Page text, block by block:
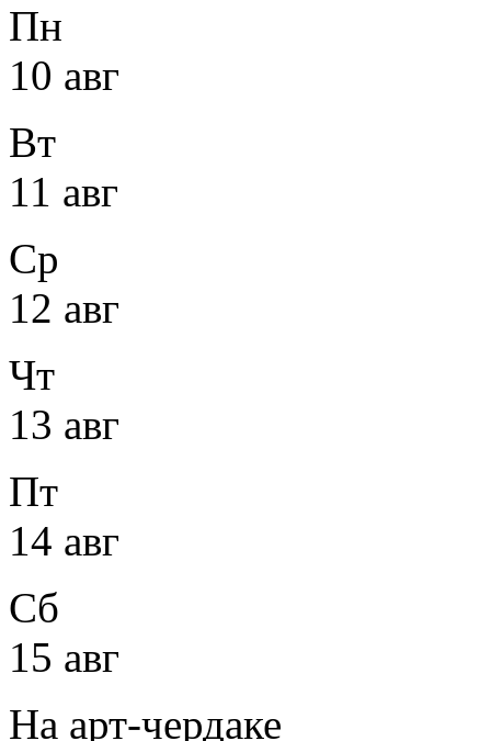
Пн
10 авг
Вт
11 авг
Ср
12 авг
Чт
13 авг
Пт
14 авг
Сб
15 авг
На арт-чердаке